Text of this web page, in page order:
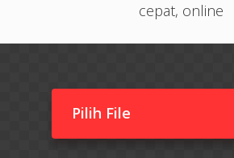
cepat, online
Pilih File